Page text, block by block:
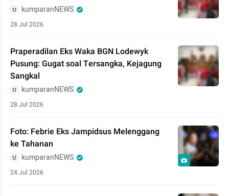
kumparanNEWS
28 Jul 2026
Praperadilan Eks Waka BGN Lodewyk
Pusung: Gugat soal Tersangka, Kejagung
Sangkal
kumparanNEWS
28 Jul 2026
Foto: Febrie Eks Jampidsus Melenggang
ke Tahanan
kumparanNEWS
24 Jul 2026